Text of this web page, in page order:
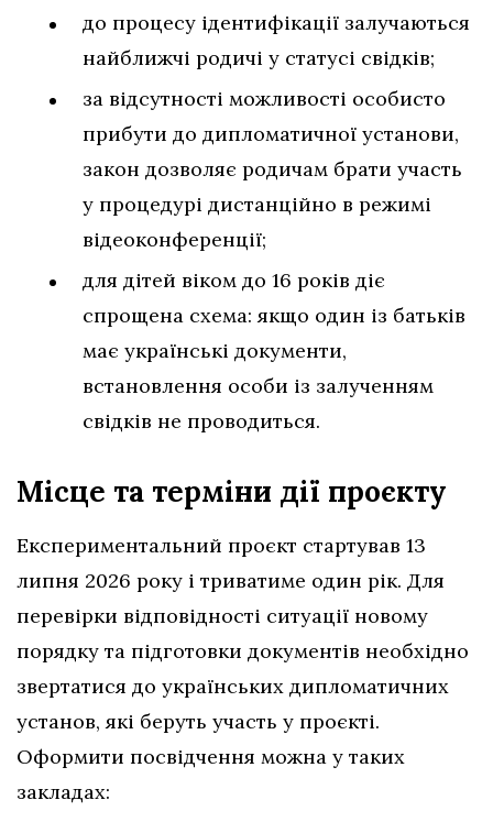
до процесу ідентифікації залучаються
найближчі родичі у статусі свідків;
за відсутності можливості особисто
прибути до дипломатичної установи,
закон дозволяє родичам брати участь
у процедурі дистанційно в режимі
відеоконференції;
для дітей віком до 16 років діє
спрощена схема: якщо один із батьків
має українські документи,
встановлення особи із залученням
свідків не проводиться.
Місце та терміни дії проєкту
Експериментальний проєкт стартував 13
липня 2026 року і триватиме один рік. Для
перевірки відповідності ситуації новому
порядку та підготовки документів необхідно
звертатися до українських дипломатичних
установ, які беруть участь у проєкті.
Оформити посвідчення можна у таких
закладах: